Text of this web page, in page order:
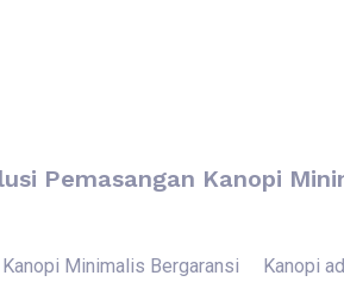
Pemasangan Kanopi
Kanopi Minimalis Bergaransi Kanopi